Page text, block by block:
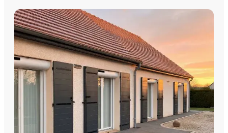
COULISSANTS & BAIES VITRÉES
Coulissants Aluminium
Découvrez nos Baies coulissantes et portes-fenêtres
aluminium avec pose par les équipes Plein Jour Habitat.
DÉCOUVRIR